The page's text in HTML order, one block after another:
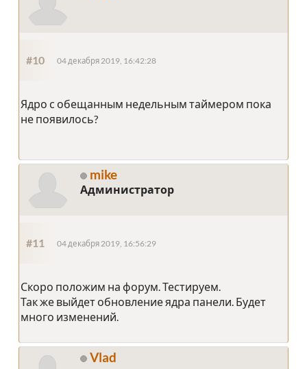
#10 04 декабря 2019, 16:42:28
Ядро с обещанным недельным таймером пока
не появилось?
mike
Администратор
#11 04 декабря 2019, 16:56:29
Скоро положим на форум. Тестируем.
Так же выйдет обновление ядра панели. Будет
много изменений.
Vlad